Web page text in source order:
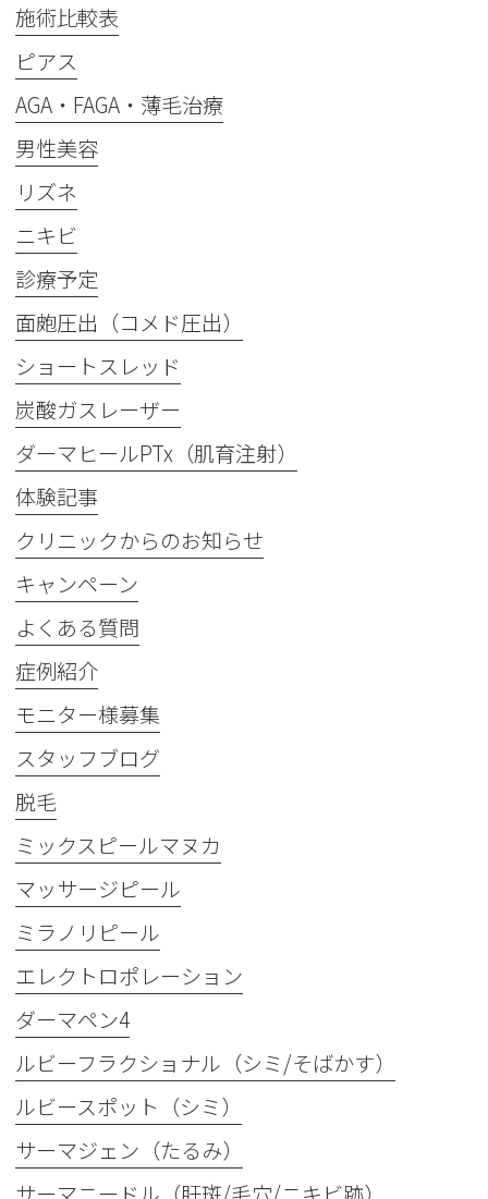
施術比較表
ピアス
AGA・FAGA・薄毛治療
男性美容
リズネ
ニキビ
診療予定
面皰圧出（コメド圧出）
ショートスレッド
炭酸ガスレーザー
ダーマヒールPTx（肌育注射）
体験記事
クリニックからのお知らせ
キャンペーン
よくある質問
症例紹介
モニター様募集
スタッフブログ
脱毛
ミックスピールマヌカ
マッサージピール
ミラノリピール
エレクトロポレーション
ダーマペン4
ルビーフラクショナル（シミ/そばかす）
ルビースポット（シミ）
サーマジェン（たるみ）